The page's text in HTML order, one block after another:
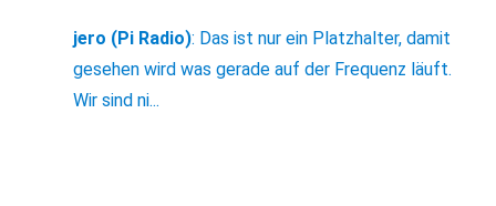
jero (Pi Radio): Das ist nur ein Platzhalter, damit
gesehen wird was gerade auf der Frequenz läuft.
Wir sind ni...